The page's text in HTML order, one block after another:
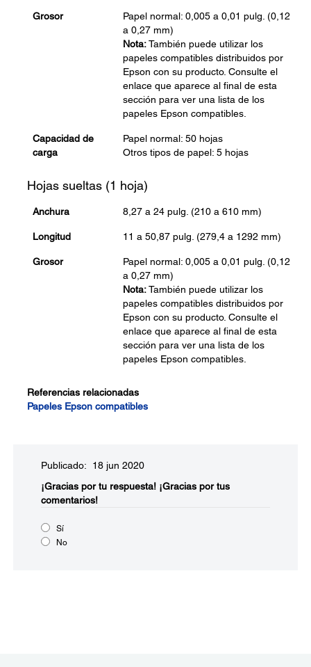
Grosor
Papel normal: 0,005 a 0,01 pulg. (0,12
a 0,27 mm)
Nota:También puede utilizar los
papeles compatibles distribuidos por
Epson con su producto. Consulte el
enlace que aparece al final de esta
sección para ver una lista de los
papeles Epson compatibles.
Capacidad de
carga
Papel normal: 50 hojas
Otros tipos de papel: 5 hojas
Hojas sueltas (1 hoja)
Anchura 8,27 a 24 pulg. (210 a 610 mm)
Longitud 11 a 50,87 pulg. (279,4 a 1292 mm)
Grosor
Papel normal: 0,005 a 0,01 pulg. (0,12
a 0,27 mm)
Nota:También puede utilizar los
papeles compatibles distribuidos por
Epson con su producto. Consulte el
enlace que aparece al final de esta
sección para ver una lista de los
papeles Epson compatibles.
Referencias relacionadas
Papeles Epson compatibles
Publicado: 18 jun 2020
¡Gracias por tu respuesta! ¡Gracias por tus
comentarios!
Sí
No